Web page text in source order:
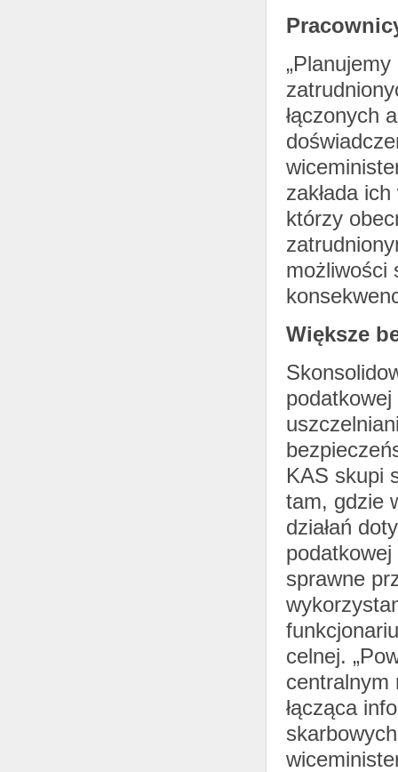
łączonych
zakłada
którzy
możliwości
Większe
KAS skupi
tam, gdzie
działań
sprawne
celnej.
centralnym
łącząca